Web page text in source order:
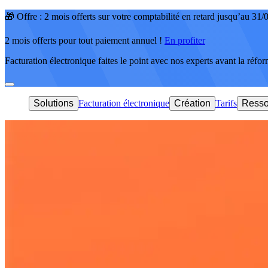
🎁 Offre : 2 mois offerts sur votre comptabilité en retard jusqu’au 31/
2 mois offerts pour tout paiement annuel ! En profiter
Facturation électronique faites le point avec nos experts avant la
Solutions Facturation électronique Création Tarifs